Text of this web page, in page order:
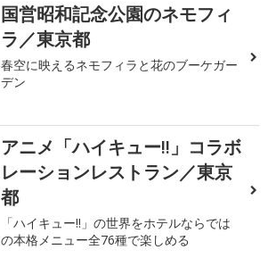
国営昭和記念公園のネモフィ
ラ／東京都
春空に映えるネモフィラと花のブーケガー
デン
アニメ「ハイキュー!!」コラボ
レーションレストラン／東京
都
「ハイキュー!!」の世界をホテルならでは
の本格メニュー全76種で楽しめる